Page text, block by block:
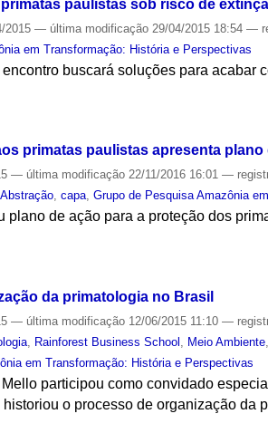
paulistas sob risco de
2015— última modificação 29/04/2015 18:54—
em Transformação: História e Perspectivas
buscará soluções para acabar
primatas paulistas apresenta plano
— última modificação 22/11/2016 16:01—
Abstração,capa,Grupo de Pesquisa Amazônia
plano de ação para a proteção dos
da primatologia no Brasil
— última modificação 12/06/2015 11:10—
, Rainforest Business School , Meio Ambiente,
em Transformação: História e Perspectivas
participou como convidado
o processo de organização da